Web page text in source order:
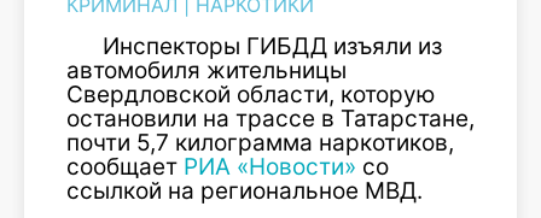
КРИМИНАЛ НАРКОТИКИ
Инспекторы ГИБДД изъяли из
автомобиля жительницы
Свердловской области, которую
остановили на трассе в Татарстане,
почти 5,7 килограмма наркотиков,
сообщает РИА «Новости» со
ссылкой на региональное МВД.